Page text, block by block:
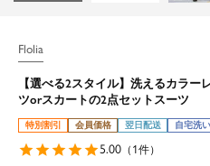
Flolia
【選べる2スタイル】洗えるカラ
ツorスカートの2点セットスーツ
特別割引 会員価格 翌日配送 自宅洗い
5.00 （ 1件）